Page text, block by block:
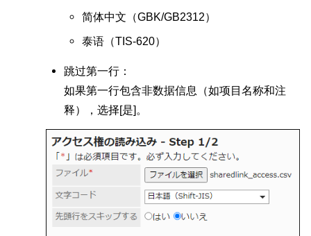
简体中文（GBK/GB2312）
泰语（TIS-620）
跳过第一行：
如果第一行包含非数据信息（如项目名称和注
释），选择[是]。